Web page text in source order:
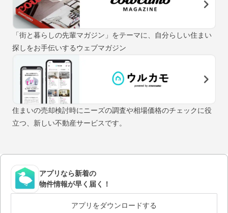
「街と暮らしの先輩マガジン」をテーマに、自分らしい住まい
探しをお手伝いするウェブマガジン
住まいの売却検討時にニーズの調査や相場価格のチェックに役
立つ、新しい不動産サービスです。
アプリなら新着の
物件情報が早く届く！
アプリをダウンロードする